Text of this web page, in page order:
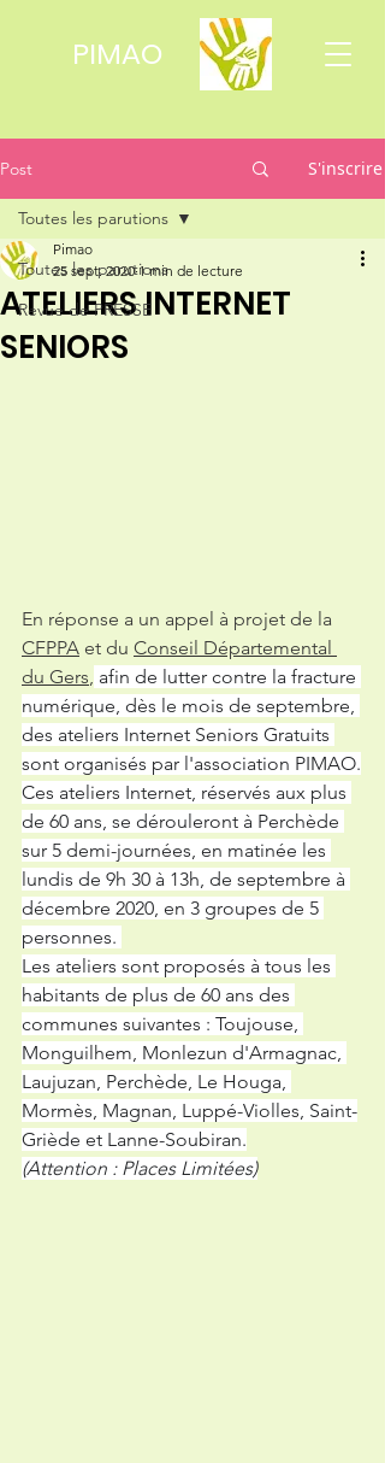
PIMAO
Post S'inscrire
Toutes les parutions
Revue de PRESSE
Toutes les parutions
ATELIERS INTERNET
SENIORS
Pimao
25 sept. 2020 1 min de lecture
En réponse a un appel à projet de la
CFPPA et du Conseil Départemental
du Gers afin de lutter contre la fracture
numérique, dès le mois de septembre,
des ateliers Internet Seniors Gratuits
sont organisés par l'association PIMAO.
Ces ateliers Internet, réservés aux plus
de 60 ans, se dérouleront à Perchède
sur 5 demi-journées, en matinée les
lundis de 9h 30 à 13h, de septembre à
décembre 2020, en 3 groupes de 5
personnes.
Les ateliers sont proposés à tous les
habitants de plus de 60 ans des
communes suivantes : Toujouse,
Monguilhem, Monlezun d'Armagnac,
Laujuzan, Perchède, Le Houga,
Mormès, Magnan, Luppé-Violles, Saint-
Griède et Lanne-Soubiran.
(Attention : Places Limitées)